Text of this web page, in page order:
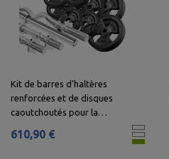
Kit de barres d'haltères
renforcées et de disques
caoutchoutés pour la
610,90 €